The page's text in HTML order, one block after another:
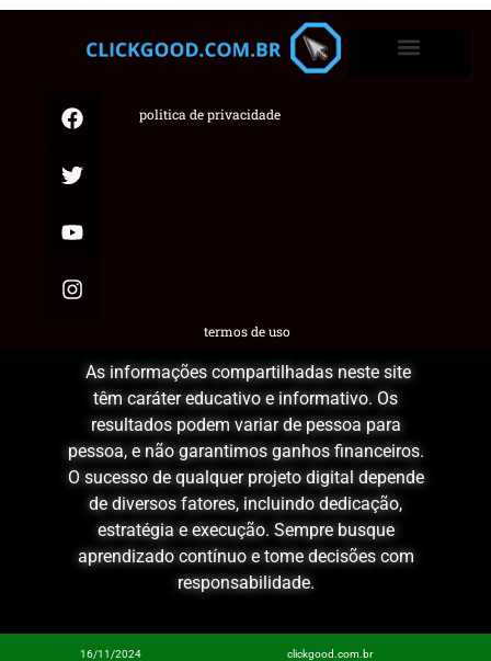
termos de uso
politica de privacidade
As informações compartilhadas neste site
têm caráter educativo e informativo. Os
resultados podem variar de pessoa para
pessoa, e não garantimos ganhos financeiros.
O sucesso de qualquer projeto digital depende
de diversos fatores, incluindo dedicação,
estratégia e execução. Sempre busque
aprendizado contínuo e tome decisões com
responsabilidade.
16/11/2024 clickgood.com.br